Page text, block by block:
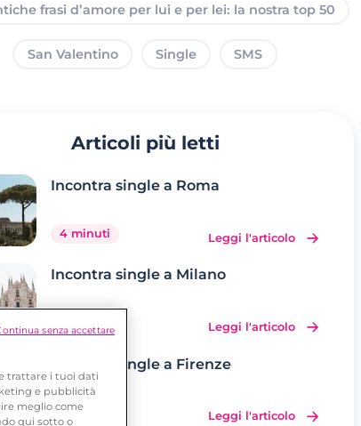
frasi d’amore per lui e per lei: la nostra top 50
San Valentino Single SMS
Articoli più letti
Incontra single a Roma
4 minuti Leggi l'articolo
Incontra single a Milano
Leggi l'articolo
Incontra single a Firenze
4 minuti Leggi l'articolo
trattare i tuoi dati
e pubblicità
meglio come
qui sotto o
senza accettare